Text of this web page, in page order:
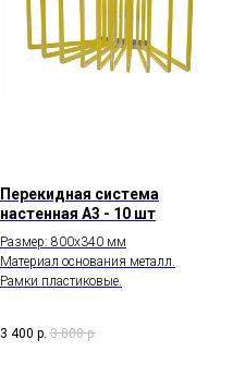
Перекидная система
настенная А3 - 10 шт
Размер: 800х340 мм
Материал основания металл.
Рамки пластиковые.
3 400 р. 3 800 р.